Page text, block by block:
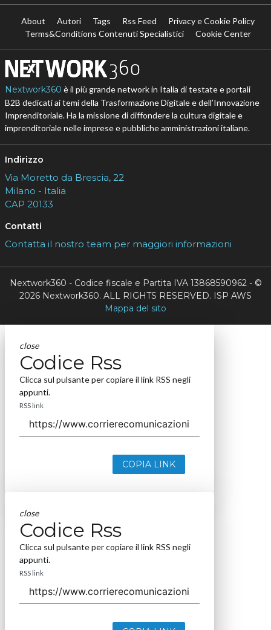
About Autori Tags Rss Feed
Privacy e Cookie Policy
Terms&Conditions Contenuti Specialistici
Cookie Center
Nextwork360 è il più grande network in Italia di testate e portali
B2B dedicati ai temi della Trasformazione Digitale e dell’Innovazione
Imprenditoriale. Ha la missione di diffondere la cultura digitale e
imprenditoriale nelle imprese e pubbliche amministrazioni italiane.
Indirizzo
Via Moretto da Brescia, 22
Milano - Italia
CAP 20133
Contatti
Contatta il nostro team per maggiori informazioni
Nextwork360 - Codice fiscale e Partita IVA 13868590962 - ©
2026 Nextwork360. ALL RIGHTS RESERVED. ISP AWS
Mappa del sito
close
Codice Rss
Clicca sul pulsante per copiare il link RSS negli
appunti.
RSS link
COPIA LINK
close
Codice Rss
Clicca sul pulsante per copiare il link RSS negli
appunti.
RSS link